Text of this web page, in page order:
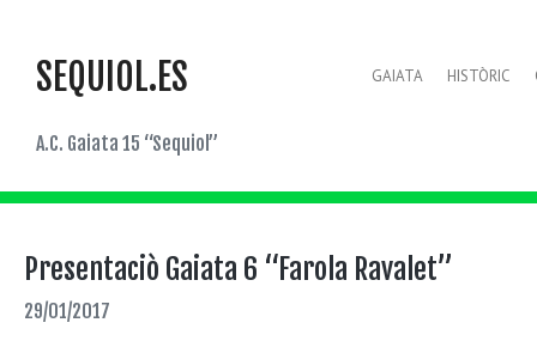
SEQUIOL.ES
A.C. Gaiata 15 “Sequiol”
GAIATA HISTÒRIC
Presentaciò Gaiata 6 “Farola Ravalet”
29/01/2017